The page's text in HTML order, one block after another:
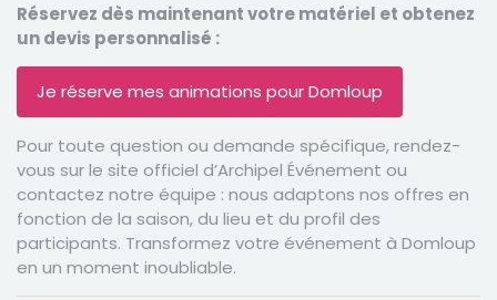
Réservez dès maintenant votre matériel et obtenez
un devis personnalisé :
Je réserve mes animations pour Domloup
Pour toute question ou demande spécifique, rendez-
vous sur le site officiel d’Archipel Événement ou
contactez notre équipe : nous adaptons nos offres en
fonction de la saison, du lieu et du profil des
participants. Transformez votre événement à Domloup
en un moment inoubliable.